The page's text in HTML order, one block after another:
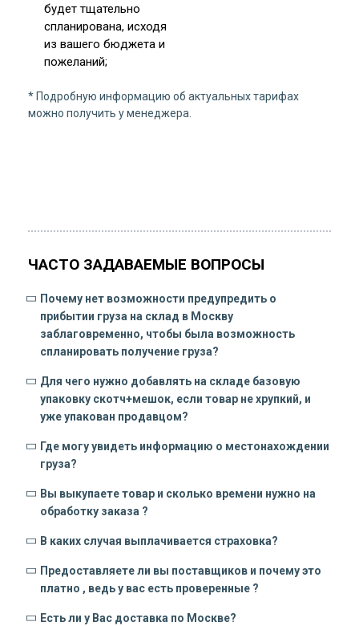
будет тщательно
спланирована, исходя
из вашего бюджета и
пожеланий;
* Подробную информацию об актуальных тарифах
можно получить у менеджера.
ЧАСТО ЗАДАВАЕМЫЕ ВОПРОСЫ
Почему нет возможности предупредить о
прибытии груза на склад в Москву
заблаговременно, чтобы была возможность
спланировать получение груза?
Для чего нужно добавлять на складе базовую
упаковку скотч+мешок, если товар не хрупкий, и
уже упакован продавцом?
Где могу увидеть информацию о местонахождении
груза?
Вы выкупаете товар и сколько времени нужно на
обработку заказа ?
В каких случая выплачивается страховка?
Предоставляете ли вы поставщиков и почему это
платно , ведь у вас есть проверенные ?
Есть ли у Вас доставка по Москве?